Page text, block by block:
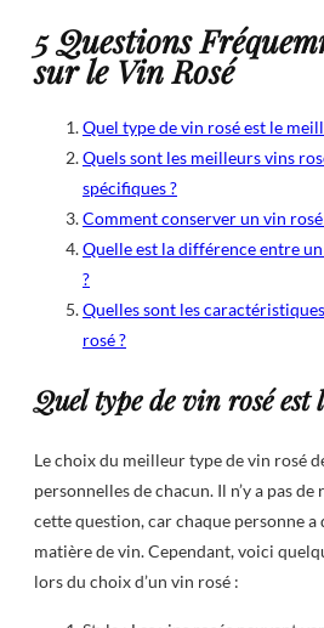
5 Questions
sur le Vin Rosé
Quel type de vin rosé est le
Quels sont les meilleurs vins
spécifiques ?
Comment conserver un vin rosé
Quelle est la différence entre
?
Quelles sont les
rosé ?
Quel type de vin rosé est
Le choix du meilleur type de vin rosé
personnelles de chacun. Il n’y a pas
cette question, car chaque personne a
matière de vin. Cependant, voici
lors du choix d’un vin rosé :